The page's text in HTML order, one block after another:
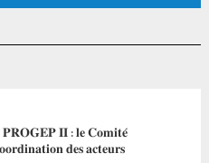
𝐈𝐈 : 𝐥𝐞 𝐂𝐨𝐦𝐢𝐭𝐞́
𝐝𝐞𝐬 𝐚𝐜𝐭𝐞𝐮𝐫𝐬